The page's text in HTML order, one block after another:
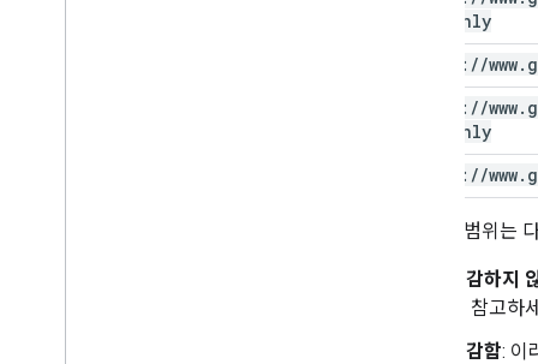
readonly
https: //www.
https: //www.
readonly
https: //www.
위 표의 범위는
민감하지
을 참고하
민감함: 이